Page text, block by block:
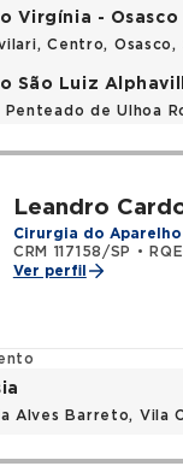
Virgínia - Osasco
Centro,
São Luiz
Penteado de Ulhoa
Leandro
Cirurgia do
CRM 117158/SP
•
Ver perfil
Alves Barreto, Vila